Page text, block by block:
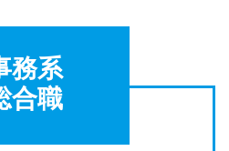
務系
合職